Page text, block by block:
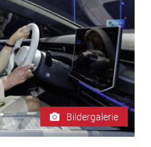
Bildergalerie